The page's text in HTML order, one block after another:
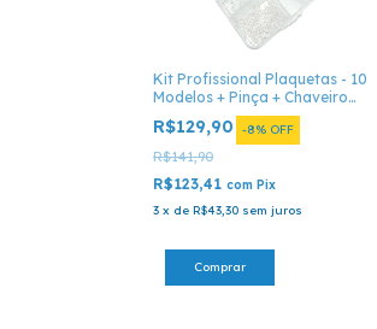
Kit Profissional Plaquetas - 10
Modelos + Pinça + Chaveiro
com Pontas
R$129,90 -8% OFF
R$141,90
R$123,41 com Pix
3 x de R$43,30 sem juros